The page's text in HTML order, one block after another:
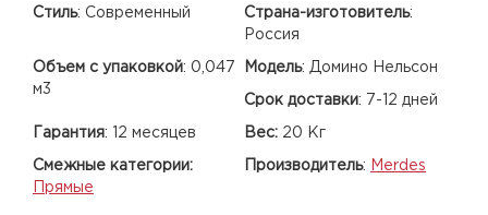
Стиль: Современный Страна-изготовитель:
Россия
Объем с упаковкой: 0,047
м3
Модель: Домино Нельсон
Срок доставки: 7-12 дней
Гарантия: 12 месяцев Вес: 20 Кг
Смежные категории:
Прямые
Производитель: Merdes